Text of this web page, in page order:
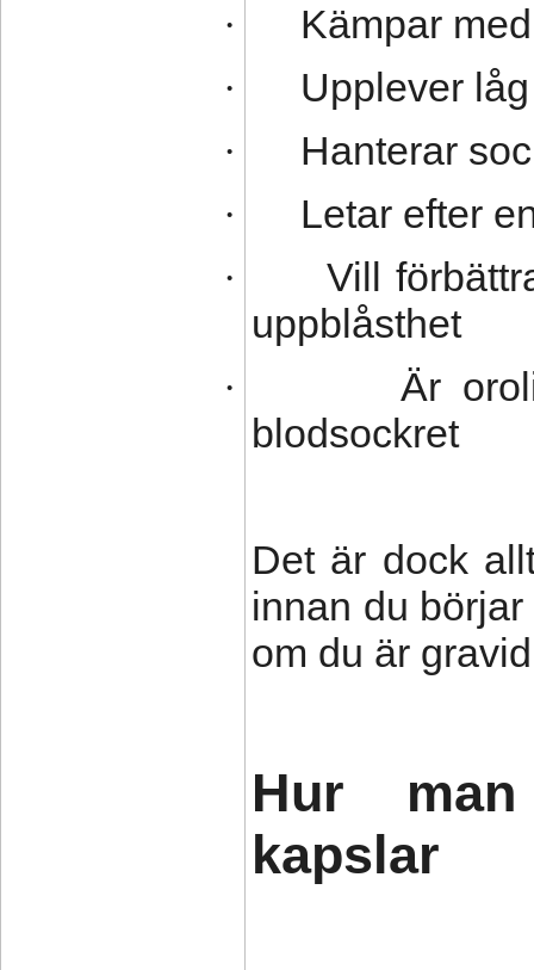
· Kämpar
· Upplever
· Hanterar
· Letar efter
·
Vill
uppblåsthet
·
Är
blodsockret
Det är dock
innan du
om du är
Hur
kapslar